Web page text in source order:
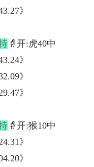
》
👵开:虎40中
》
》
》
👵开:猴10中
》
》